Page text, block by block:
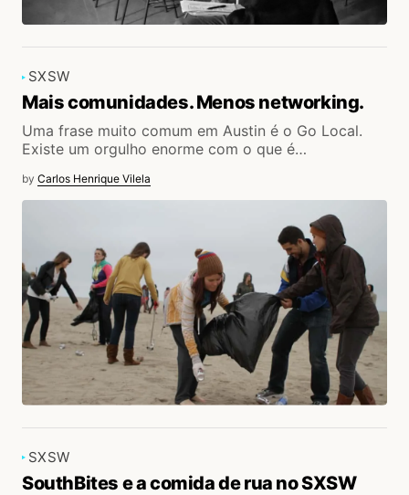
SXSW
Mais comunidades. Menos networking.
Uma frase muito comum em Austin é o Go Local.
Existe um orgulho enorme com o que é…
by Carlos Henrique Vilela
SXSW
SouthBites e a comida de rua no SXSW